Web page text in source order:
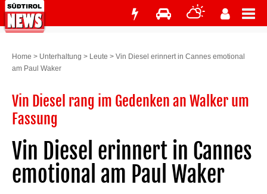
Home > Unterhaltung > Leute > Vin Diesel erinnert in Cannes emotional
am Paul Waker
Vin Diesel rang im Gedenken an Walker um
Fassung
Vin Diesel erinnert in Cannes
emotional am Paul Waker